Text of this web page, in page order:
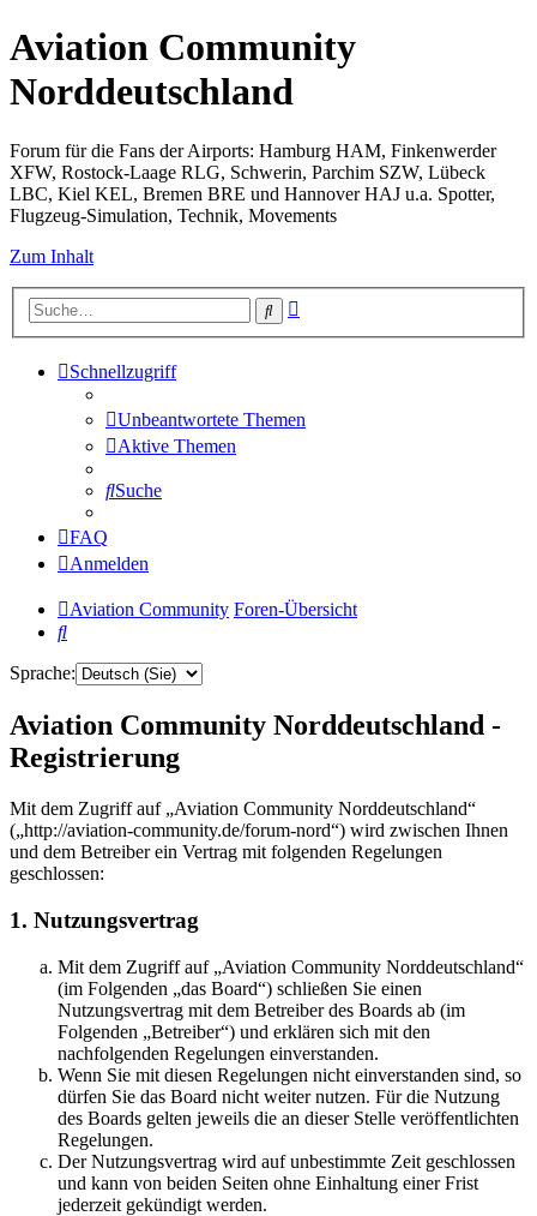
Aviation Community
Norddeutschland
Forum für die Fans der Airports: Hamburg HAM, Finkenwerder
XFW, Rostock-Laage RLG, Schwerin, Parchim SZW, Lübeck
LBC, Kiel KEL, Bremen BRE und Hannover HAJ u.a. Spotter,
Flugzeug-Simulation, Technik, Movements
Zum Inhalt
Suche
Schnellzugriff
Unbeantwortete Themen
Aktive Themen
Suche
FAQ
Anmelden
Aviation Community Foren-Übersicht
Suche
Sprache:
Aviation Community Norddeutschland -
Registrierung
Mit dem Zugriff auf „Aviation Community Norddeutschland“
(„http://aviation-community.de/forum-nord“) wird zwischen Ihnen
und dem Betreiber ein Vertrag mit folgenden Regelungen
geschlossen:
1. Nutzungsvertrag
Mit dem Zugriff auf „Aviation Community Norddeutschland“
(im Folgenden „das Board“) schließen Sie einen
Nutzungsvertrag mit dem Betreiber des Boards ab (im
Folgenden „Betreiber“) und erklären sich mit den
nachfolgenden Regelungen einverstanden.
Wenn Sie mit diesen Regelungen nicht einverstanden sind, so
dürfen Sie das Board nicht weiter nutzen. Für die Nutzung
des Boards gelten jeweils die an dieser Stelle veröffentlichten
Regelungen.
Der Nutzungsvertrag wird auf unbestimmte Zeit geschlossen
und kann von beiden Seiten ohne Einhaltung einer Frist
jederzeit gekündigt werden.